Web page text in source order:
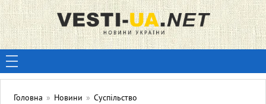
Головна » Новини » Суспільство